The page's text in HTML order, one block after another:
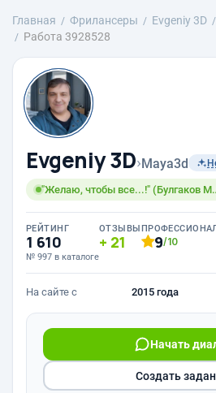
Главная Фрилансеры Evgeniy 3D
Работа 3928528
Evgeniy 3D›Maya3d
"Желаю, чтобы все...!" (Булгаков
РЕЙТИНГ
1 610
№ 997 в каталоге
ОТЗЫВЫ
21 9/10
На сайте с 2015 года
Начать
Создать